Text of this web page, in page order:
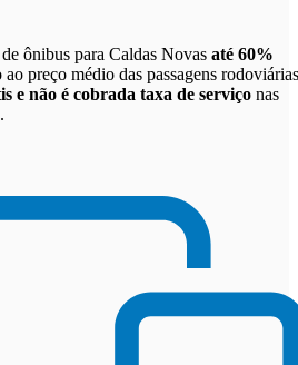
ônibus para Caldas Novas até 60%
ao preço médio das passagens
e não é cobrada taxa de serviço nas